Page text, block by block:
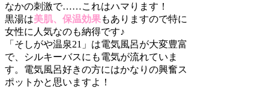
なかの刺激で……これはハマります！
黒湯は美肌、保温効果もありますので特に
女性に人気なのも納得です♪
「そしがや温泉21」は電気風呂が大変豊富
で、シルキーバスにも電気が流れていま
す。電気風呂好きの方にはかなりの興奮ス
ポットかと思いますよ！